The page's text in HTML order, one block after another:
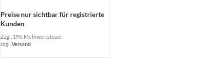
Preise nur sichtbar für registrierte
Kunden
Zzgl. 19% Mehrwertsteuer
zzgl. Versand